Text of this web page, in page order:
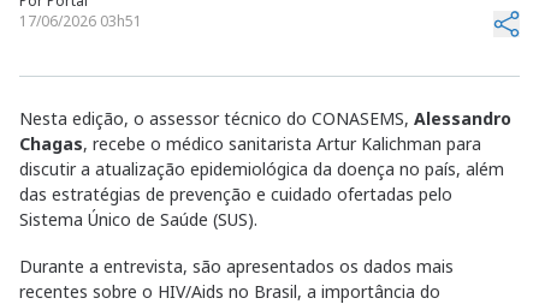
17/06/2026 03h51
Nesta edição, o assessor técnico do CONASEMS, Alessandro
Chagas, recebe o médico sanitarista Artur Kalichman para
discutir a atualização epidemiológica da doença no país, além
das estratégias de prevenção e cuidado ofertadas pelo
Sistema Único de Saúde (SUS).
Durante a entrevista, são apresentados os dados mais
recentes sobre o HIV/Aids no Brasil, a importância do